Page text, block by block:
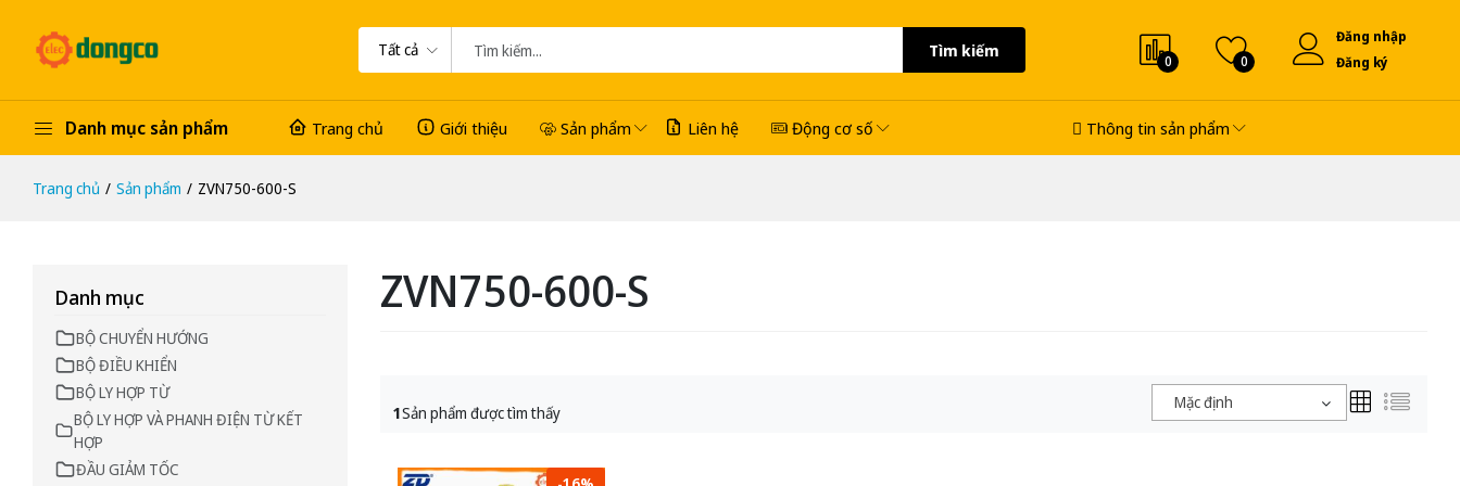
Tất cả Tìm kiếm
0 0
Đăng nhập
Đăng ký
Danh mục sản phẩm Trang chủ Giới thiệu Sản phẩm Liên hệ Động cơ số Thông tin sản phẩm
Trang chủ Sản phẩm ZVN750-600-S
Danh mục
BỘ CHUYỂN HƯỚNG
BỘ ĐIỀU KHIỂN
BỘ LY HỢP TỪ
BỘ LY HỢP VÀ PHANH ĐIỆN TỪ KẾT
HỢP
ĐẦU GIẢM TỐC
ZVN750-600-S
1Sản phẩm được tìm thấy
Mặc định